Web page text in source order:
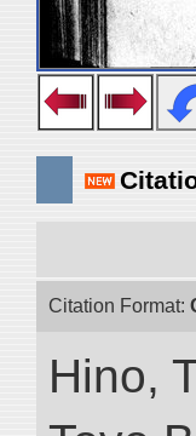
Citation Format:
Hino,